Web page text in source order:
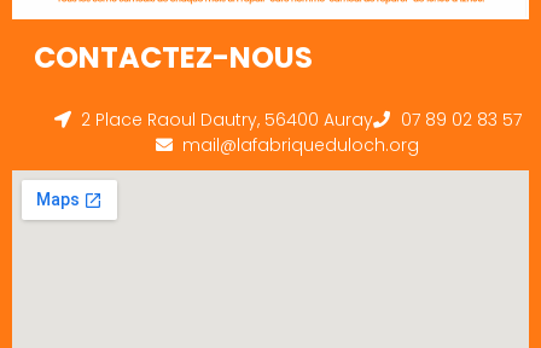
CONTACTEZ-NOUS
2 Place Raoul Dautry, 56400 Auray
07 89 02 83 57
mail@lafabriqueduloch.org